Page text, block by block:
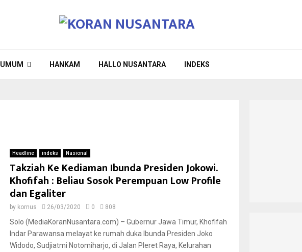
UMUM HANKAM HALLO NUSANTARA INDEKS
Headline indeks Nasional
Takziah Ke Kediaman Ibunda Presiden Jokowi.
Khofifah : Beliau Sosok Perempuan Low Profile
dan Egaliter
by kornus 26/03/2020 0 808
Solo (MediaKoranNusantara.com) – Gubernur Jawa Timur, Khofifah
Indar Parawansa melayat ke rumah duka Ibunda Presiden Joko
Widodo, Sudjiatmi Notomiharjo, di Jalan Pleret Raya, Kelurahan